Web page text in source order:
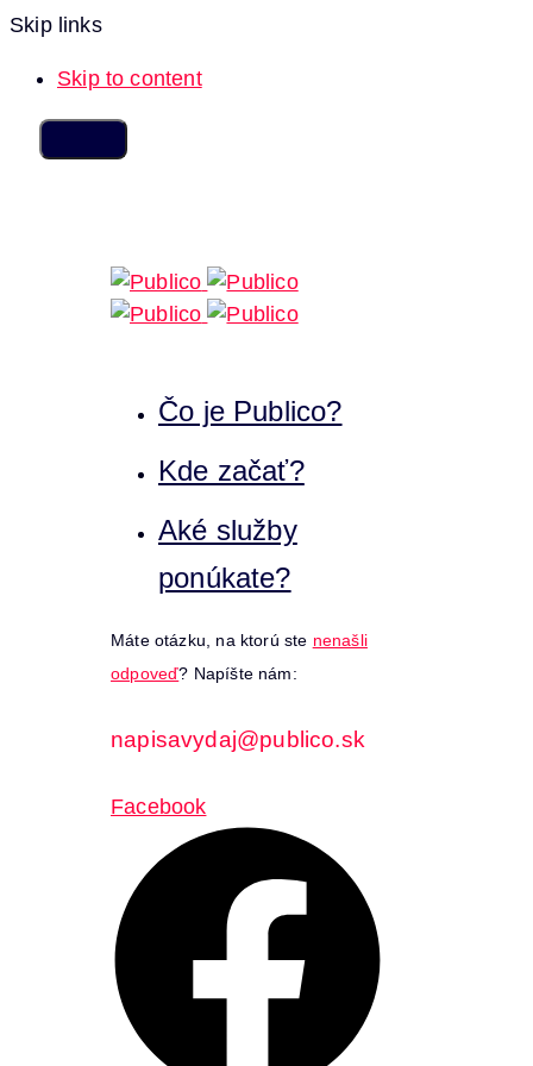
Skip links
Skip to content
Čo je Publico?
Kde začať?
Aké služby
ponúkate?
Máte otázku, na ktorú ste nenašli
odpoveď? Napíšte nám:
napisavydaj@publico.sk
Facebook